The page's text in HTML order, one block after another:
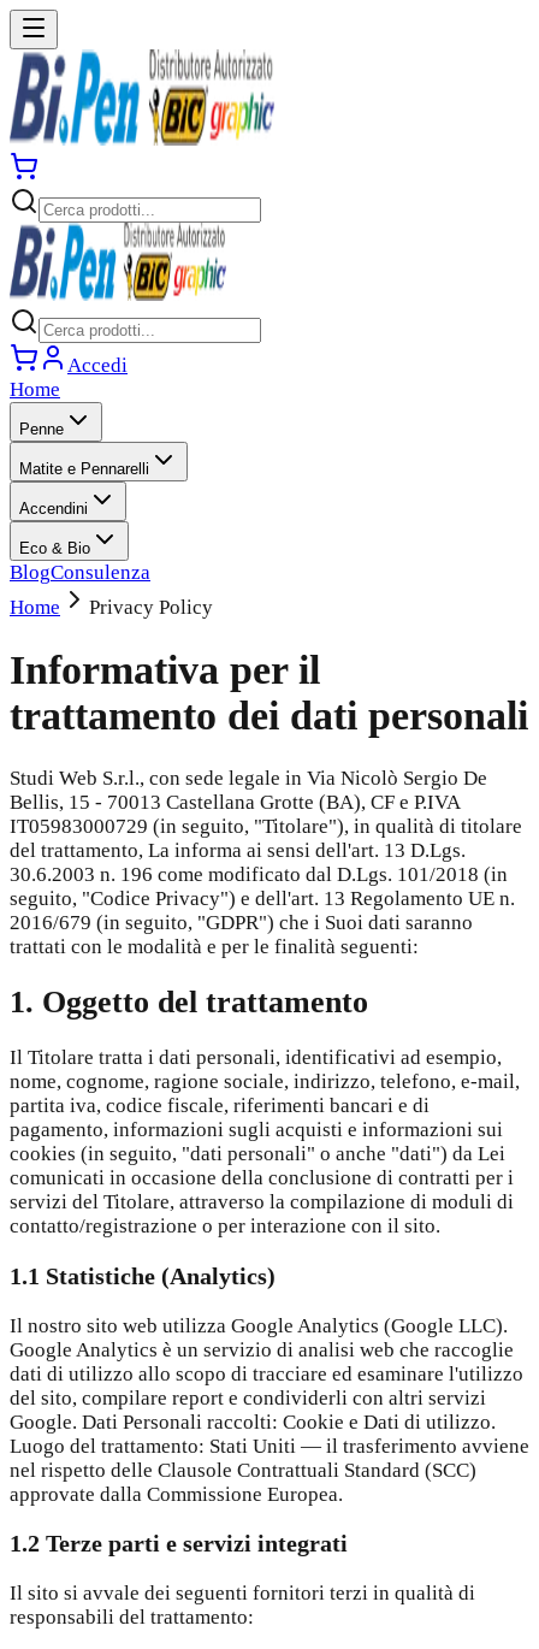
Accedi
Home
Penne
Matite e Pennarelli
Accendini
Eco & Bio
BlogConsulenza
Home
Privacy Policy
Informativa per il
trattamento dei dati personali
Studi Web S.r.l., con sede legale in Via Nicolò Sergio De
Bellis, 15 - 70013 Castellana Grotte (BA), CF e P.IVA
IT05983000729 (in seguito, "Titolare"), in qualità di titolare
del trattamento, La informa ai sensi dell'art. 13 D.Lgs.
30.6.2003 n. 196 come modificato dal D.Lgs. 101/2018 (in
seguito, "Codice Privacy") e dell'art. 13 Regolamento UE n.
2016/679 (in seguito, "GDPR") che i Suoi dati saranno
trattati con le modalità e per le finalità seguenti:
1. Oggetto del trattamento
Il Titolare tratta i dati personali, identificativi ad esempio,
nome, cognome, ragione sociale, indirizzo, telefono, e-mail,
partita iva, codice fiscale, riferimenti bancari e di
pagamento, informazioni sugli acquisti e informazioni sui
cookies (in seguito, "dati personali" o anche "dati") da Lei
comunicati in occasione della conclusione di contratti per i
servizi del Titolare, attraverso la compilazione di moduli di
contatto/registrazione o per interazione con il sito.
1.1 Statistiche (Analytics)
Il nostro sito web utilizza Google Analytics (Google LLC).
Google Analytics è un servizio di analisi web che raccoglie
dati di utilizzo allo scopo di tracciare ed esaminare l'utilizzo
del sito, compilare report e condividerli con altri servizi
Google. Dati Personali raccolti: Cookie e Dati di utilizzo.
Luogo del trattamento: Stati Uniti — il trasferimento avviene
nel rispetto delle Clausole Contrattuali Standard (SCC)
approvate dalla Commissione Europea.
1.2 Terze parti e servizi integrati
Il sito si avvale dei seguenti fornitori terzi in qualità di
responsabili del trattamento: